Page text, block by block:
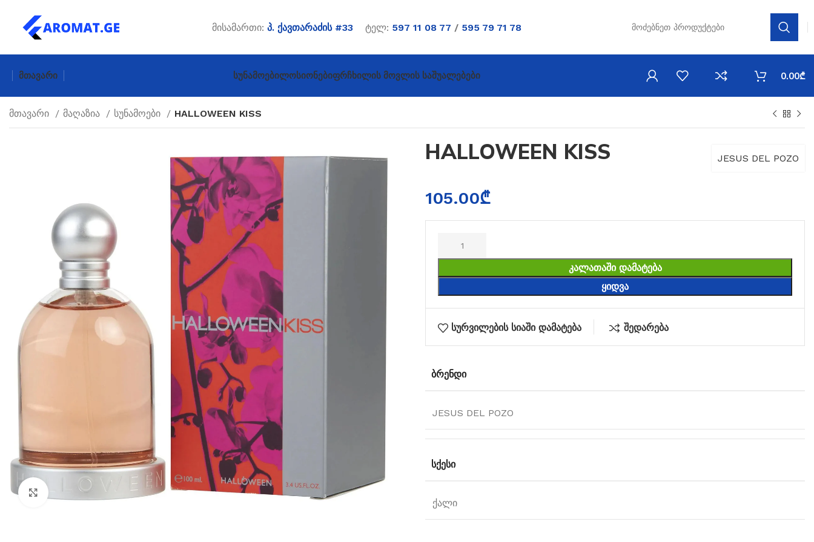
მისამართი: პ. ქავთარაძის #33 ტელ: 597 11 08 77 / 595 79 71 78
Მთავარი ᲡუნამოებიᲚოსიონებიᲤრჩხილის Მოვლის Საშუალებები 0.00₾
მთავარი მაღაზია სუნამოები HALLOWEEN KISS
Click to enlarge
HALLOWEEN KISS JESUS DEL POZO
105.00₾
ᲙᲐᲚᲐᲗᲐᲨᲘ ᲓᲐᲛᲐᲢᲔᲑᲐ
ᲧᲘᲓᲕᲐ
სურვილების სიაში დამატება შედარება
ᲑᲠᲔᲜᲓᲘ
JESUS DEL POZO
ᲡᲥᲔᲡᲘ
ქალი